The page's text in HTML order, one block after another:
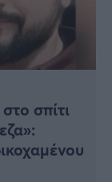
σπίτι